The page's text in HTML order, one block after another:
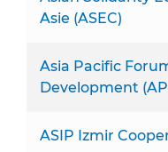
Asie (ASEC)
Asia Pacific
Development
ASIP Izmir